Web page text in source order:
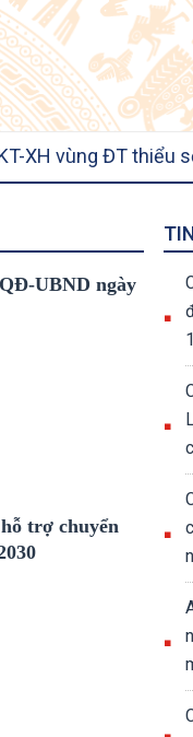
XH vùng ĐT thiểu
UBND ngày
trợ chuyển